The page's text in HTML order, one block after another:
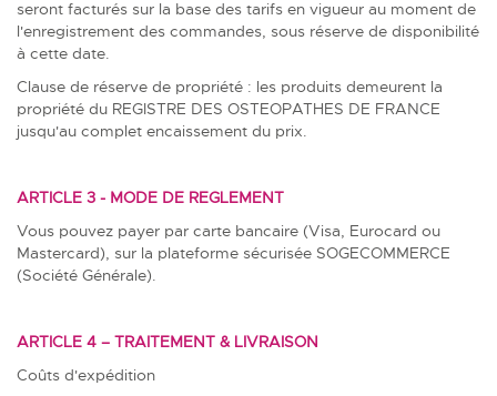
seront facturés sur la base des tarifs en vigueur au moment de
l'enregistrement des commandes, sous réserve de disponibilité
à cette date.
Clause de réserve de propriété : les produits demeurent la
propriété du REGISTRE DES OSTEOPATHES DE FRANCE
jusqu'au complet encaissement du prix.
ARTICLE 3 - MODE DE REGLEMENT
Vous pouvez payer par carte bancaire (Visa, Eurocard ou
Mastercard), sur la plateforme sécurisée SOGECOMMERCE
(Société Générale).
ARTICLE 4 – TRAITEMENT & LIVRAISON
Coûts d'expédition